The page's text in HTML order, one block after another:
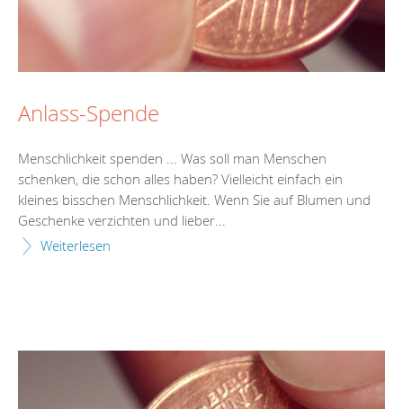
Anlass-Spende
Menschlichkeit spenden ... Was soll man Menschen
schenken, die schon alles haben? Vielleicht einfach ein
kleines bisschen Menschlichkeit. Wenn Sie auf Blumen und
Geschenke verzichten und lieber...
Weiterlesen